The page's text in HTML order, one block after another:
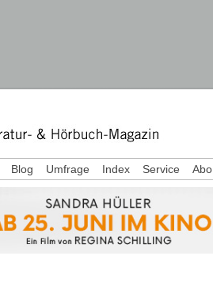
Blog Umfrage Index Service Abo